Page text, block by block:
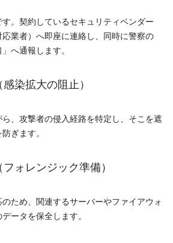
。契約しているセキュリティベンダー
応業者）へ即座に連絡し、同時に警察の
へ通報します。
染拡大の阻止）
、攻撃者の侵入経路を特定し、そこを遮
ぎます。
ォレンジック準備）
ため、関連するサーバーやファイアウォ
ータを保全します。